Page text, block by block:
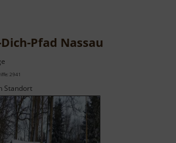
Pfad Nassau
2941
Standort